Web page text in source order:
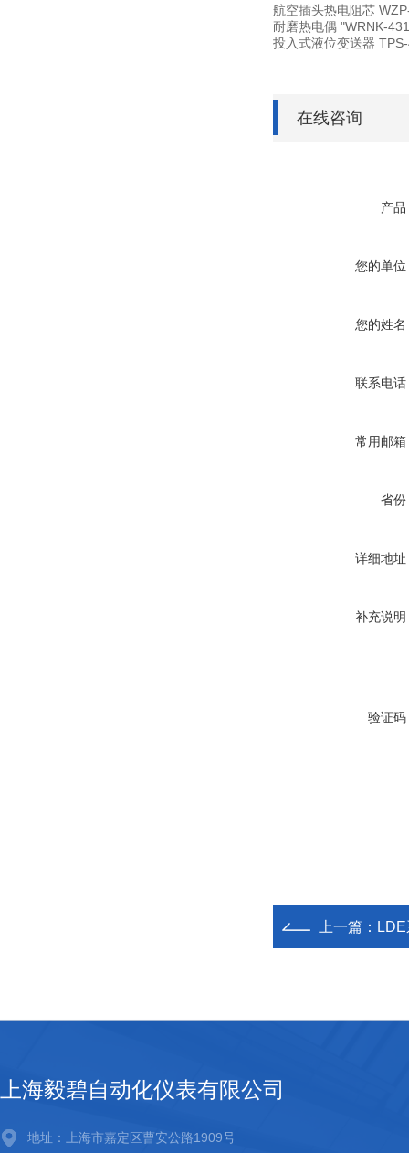
航空插头热电阻芯
耐磨热电偶 "WRNK-
投入式液位变送器
在线咨询
产品
您的单位
您的姓名
联系电话
常用邮箱
省份
详细地址
补充说明
验证码
上一篇：
上海毅碧自动化仪表有限公司
地址：上海市嘉定区曹安公路1909号